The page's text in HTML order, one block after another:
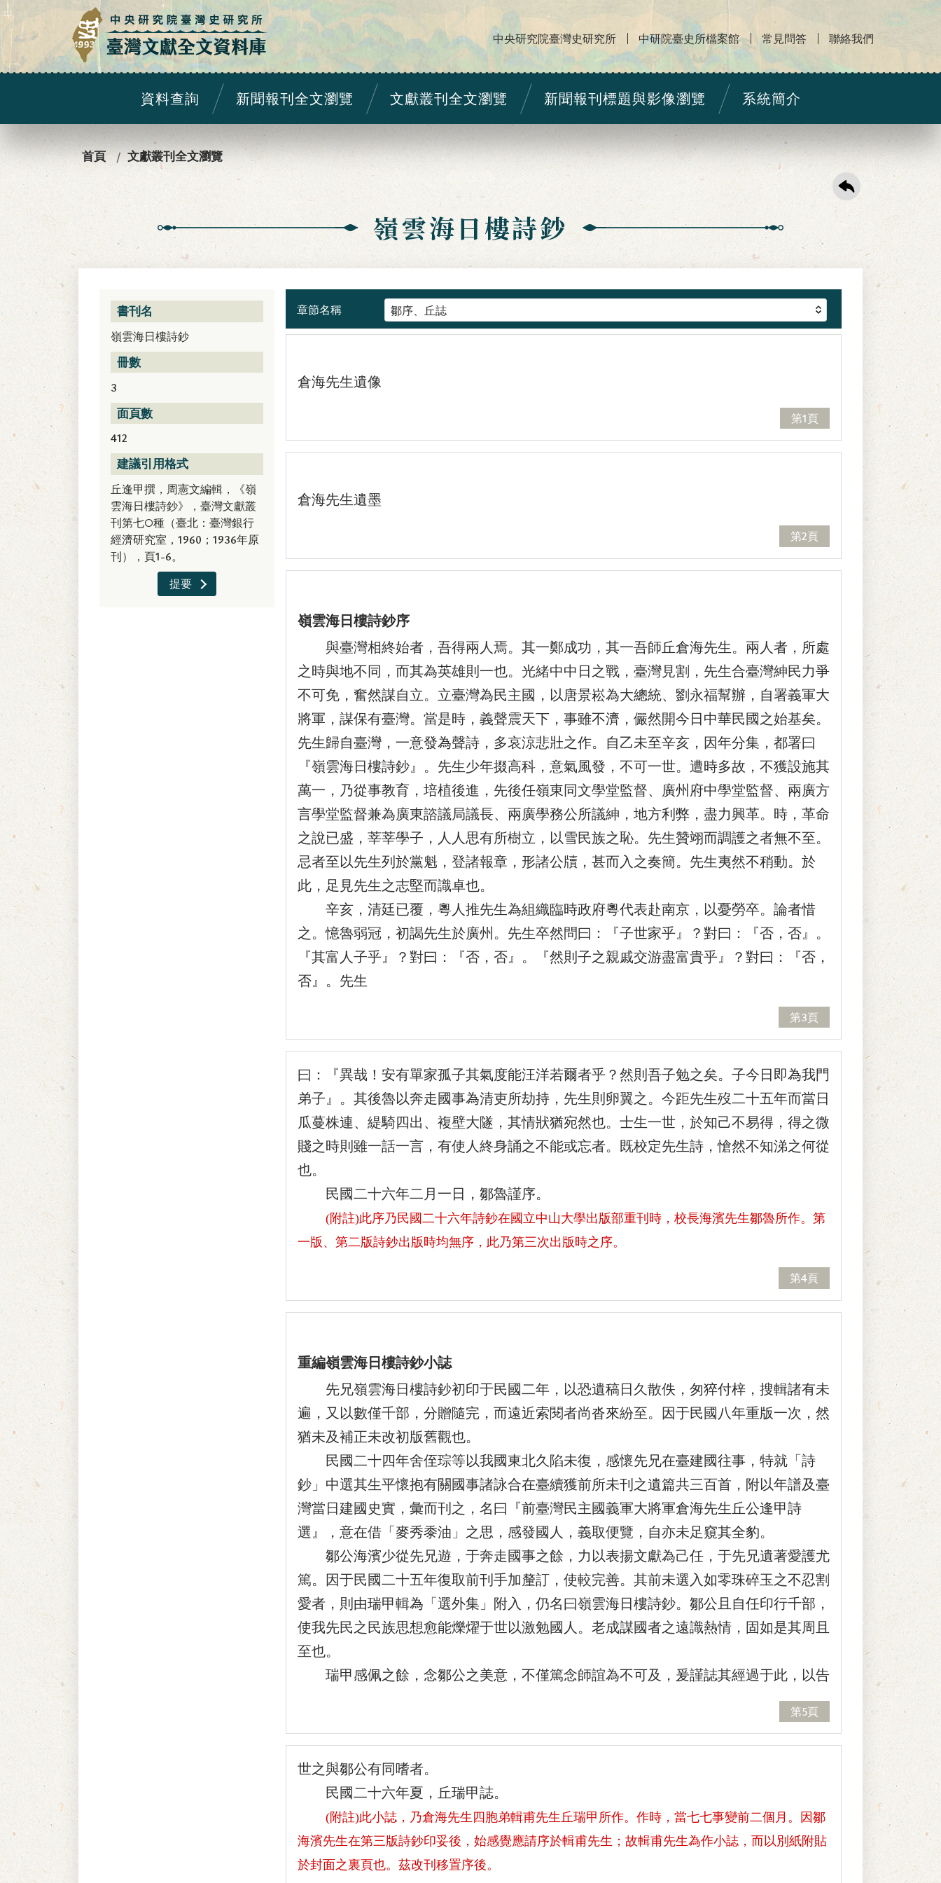
:::
中央研究院臺灣史研究所
中研院臺史所檔案館 常見問答 聯絡我們
資料查詢 新聞報刊全文瀏覽 文獻叢刊全文瀏覽 新聞報刊標題與影像瀏覽 系統簡介
首頁 文獻叢刊全文瀏覽
嶺雲海日樓詩鈔
書刊名
嶺雲海日樓詩鈔
冊數
3
面頁數
412
建議引用格式
丘逢甲撰，周憲文編輯，《嶺
雲海日樓詩鈔》，臺灣文獻叢
刊第七○種（臺北：臺灣銀行
經濟研究室，1960；1936年原
刊），頁1-6。
提要
章節名稱
倉海先生遺像
第1頁
倉海先生遺墨
第2頁
嶺雲海日樓詩鈔序
與臺灣相終始者，吾得兩人焉。其一鄭成功，其一吾師丘倉海先生。兩人者，所處
之時與地不同，而其為英雄則一也。光緒中中日之戰，臺灣見割，先生合臺灣紳民力爭
不可免，奮然謀自立。立臺灣為民主國，以唐景崧為大總統、劉永福幫辦，自署義軍大
將軍，謀保有臺灣。當是時，義聲震天下，事雖不濟，儼然開今日中華民國之始基矣。
先生歸自臺灣，一意發為聲詩，多哀涼悲壯之作。自乙未至辛亥，因年分集，都署曰
『嶺雲海日樓詩鈔』。先生少年掇高科，意氣風發，不可一世。遭時多故，不獲設施其
萬一，乃從事教育，培植後進，先後任嶺東同文學堂監督、廣州府中學堂監督、兩廣方
言學堂監督兼為廣東諮議局議長、兩廣學務公所議紳，地方利弊，盡力興革。時，革命
之說已盛，莘莘學子，人人思有所樹立，以雪民族之恥。先生贊翊而調護之者無不至。
忌者至以先生列於黨魁，登諸報章，形諸公牘，甚而入之奏簡。先生夷然不稍動。於
此，足見先生之志堅而識卓也。
辛亥，清廷已覆，粵人推先生為組織臨時政府粵代表赴南京，以憂勞卒。論者惜
之。憶魯弱冠，初謁先生於廣州。先生卒然問曰：『子世家乎』？對曰：『否，否』。
『其富人子乎』？對曰：『否，否』。『然則子之親戚交游盡富貴乎』？對曰：『否，
否』。先生
第3頁
曰：『異哉！安有單家孤子其氣度能汪洋若爾者乎？然則吾子勉之矣。子今日即為我門
弟子』。其後魯以奔走國事為清吏所劫持，先生則卵翼之。今距先生歿二十五年而當日
瓜蔓株連、緹騎四出、複壁大隧，其情狀猶宛然也。士生一世，於知己不易得，得之微
賤之時則雖一話一言，有使人終身誦之不能或忘者。既校定先生詩，愴然不知涕之何從
也。
民國二十六年二月一日，鄒魯謹序。
(附註)此序乃民國二十六年詩鈔在國立中山大學出版部重刊時，校長海濱先生鄒魯所作。第
一版、第二版詩鈔出版時均無序，此乃第三次出版時之序。
第4頁
重編嶺雲海日樓詩鈔小誌
先兄嶺雲海日樓詩鈔初印于民國二年，以恐遺稿日久散佚，匆猝付梓，搜輯諸有未
遍，又以數僅千部，分贈隨完，而遠近索閱者尚沓來紛至。因于民國八年重版一次，然
猶未及補正未改初版舊觀也。
民國二十四年舍侄琮等以我國東北久陷未復，感懷先兄在臺建國往事，特就「詩
鈔」中選其生平懷抱有關國事諸詠合在臺續獲前所未刊之遺篇共三百首，附以年譜及臺
灣當日建國史實，彙而刊之，名曰『前臺灣民主國義軍大將軍倉海先生丘公逢甲詩
選』，意在借「麥秀黍油」之思，感發國人，義取便覽，自亦未足窺其全豹。
鄒公海濱少從先兄遊，于奔走國事之餘，力以表揚文獻為己任，于先兄遺著愛護尤
篤。因于民國二十五年復取前刊手加釐訂，使較完善。其前未選入如零珠碎玉之不忍割
愛者，則由瑞甲輯為「選外集」附入，仍名曰嶺雲海日樓詩鈔。鄒公且自任印行千部，
使我先民之民族思想愈能爍燿于世以激勉國人。老成謀國者之遠識熱情，固如是其周且
至也。
瑞甲感佩之餘，念鄒公之美意，不僅篤念師誼為不可及，爰謹誌其經過于此，以告
第5頁
世之與鄒公有同嗜者。
民國二十六年夏，丘瑞甲誌。
(附註)此小誌，乃倉海先生四胞弟輯甫先生丘瑞甲所作。作時，當七七事變前二個月。因鄒
海濱先生在第三版詩鈔印妥後，始感覺應請序於輯甫先生；故輯甫先生為作小誌，而以別紙附貼
於封面之裏頁也。茲改刊移置序後。